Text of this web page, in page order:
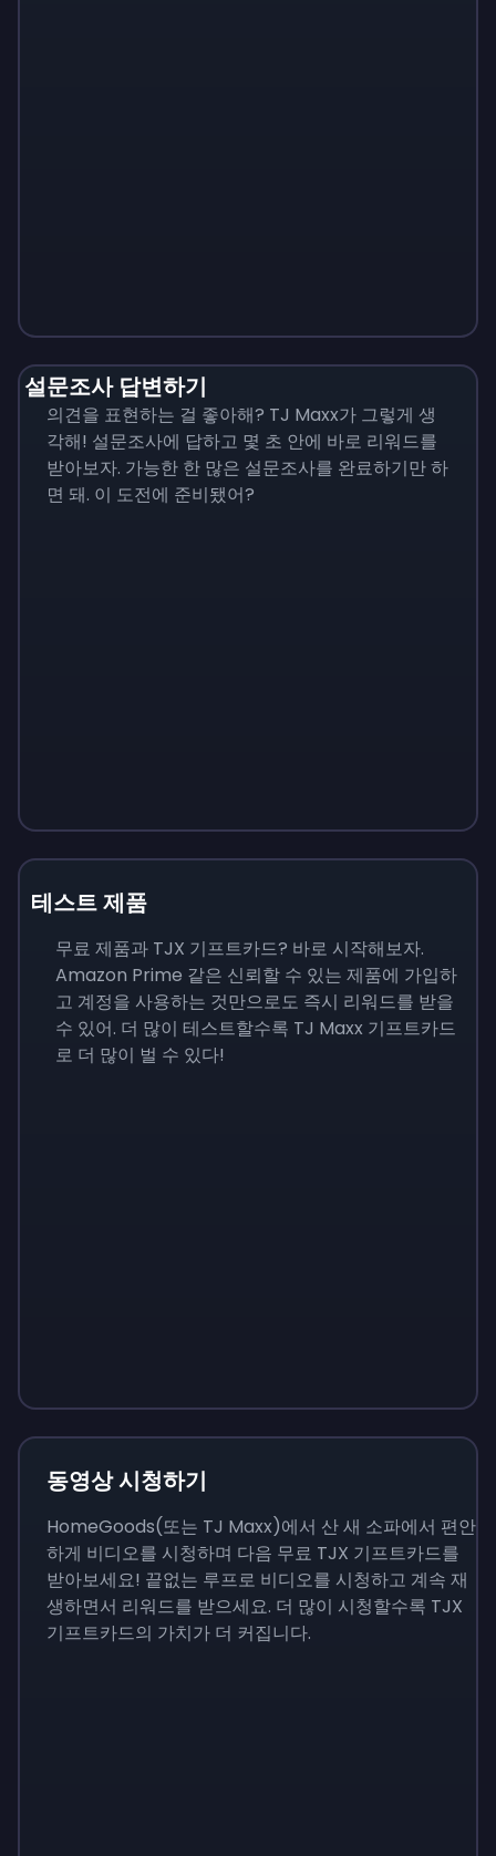
설문조사 답변하기
의견을 표현하는 걸 좋아해? TJ Maxx가 그렇게 생
각해! 설문조사에 답하고 몇 초 안에 바로 리워드를
받아보자. 가능한 한 많은 설문조사를 완료하기만 하
면 돼. 이 도전에 준비됐어?
테스트 제품
무료 제품과 TJX 기프트카드? 바로 시작해보자.
Amazon Prime 같은 신뢰할 수 있는 제품에 가입하
고 계정을 사용하는 것만으로도 즉시 리워드를 받을
수 있어. 더 많이 테스트할수록 TJ Maxx 기프트카드
로 더 많이 벌 수 있다!
동영상 시청하기
HomeGoods(또는 TJ Maxx)에서 산 새 소파에서 편안
하게 비디오를 시청하며 다음 무료 TJX 기프트카드를
받아보세요! 끝없는 루프로 비디오를 시청하고 계속 재
생하면서 리워드를 받으세요. 더 많이 시청할수록 TJX
기프트카드의 가치가 더 커집니다.